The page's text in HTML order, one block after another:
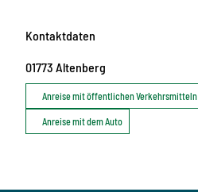
Kontaktdaten
01773 Altenberg
Anreise mit öffentlichen Verkehrsmitteln
Anreise mit dem Auto